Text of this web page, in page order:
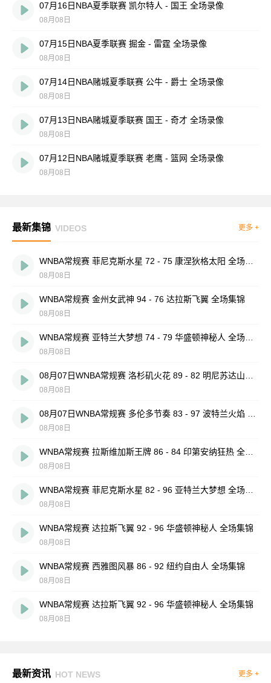
07月16日NBA夏季联赛 凯尔特人 - 国王 全场录像
08月08日
07月15日NBA夏季联赛 掘金 - 雷霆 全场录像
08月08日
07月14日NBA赌城夏季联赛 公牛 - 爵士 全场录像
08月08日
07月13日NBA赌城夏季联赛 国王 - 奇才 全场录像
08月08日
07月12日NBA赌城夏季联赛 老鹰 - 篮网 全场录像
08月08日
最新集锦 VIDEOS 更多 +
08月08日
WNBA常规赛 金州女武神 94 - 76 达拉斯飞翼 全场集锦
08月08日
08月08日
08月08日
08月08日
08月08日
08月08日
WNBA常规赛 达拉斯飞翼 92 - 96 华盛顿神秘人 全场集锦
08月08日
WNBA常规赛 西雅图风暴 86 - 92 纽约自由人 全场集锦
08月08日
WNBA常规赛 达拉斯飞翼 92 - 96 华盛顿神秘人 全场集锦
08月08日
最新资讯 HOT NEWS 更多 +